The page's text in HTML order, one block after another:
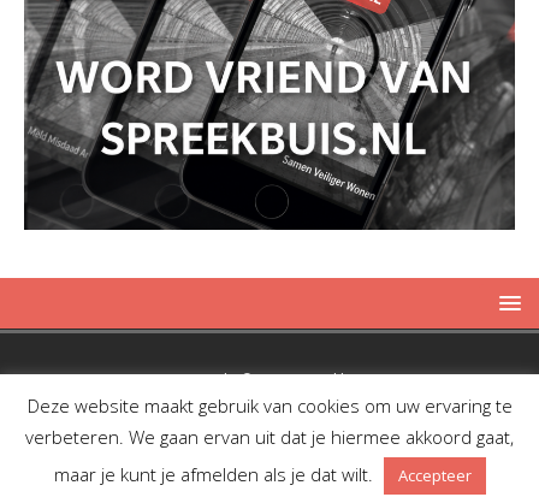
Copyright © 2019 Spreekbuis
Deze website maakt gebruik van cookies om uw ervaring te
verbeteren. We gaan ervan uit dat je hiermee akkoord gaat,
maar je kunt je afmelden als je dat wilt.
Accepteer